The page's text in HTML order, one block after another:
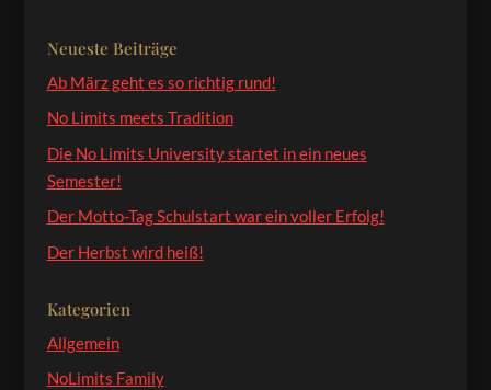
Neueste Beiträge
Ab März geht es so richtig rund!
No Limits meets Tradition
Die No Limits University startet in ein neues
Semester!
Der Motto-Tag Schulstart war ein voller Erfolg!
Der Herbst wird heiß!
Kategorien
Allgemein
NoLimits Family